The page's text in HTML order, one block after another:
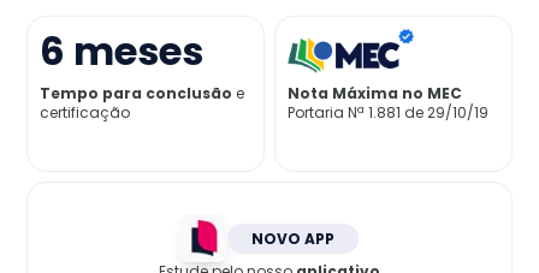
Já sou aluno
6 meses
Tempo para conclusão e
certificação
Nota Máxima no MEC
Portaria Nª 1.881 de 29/10/19
NOVO APP